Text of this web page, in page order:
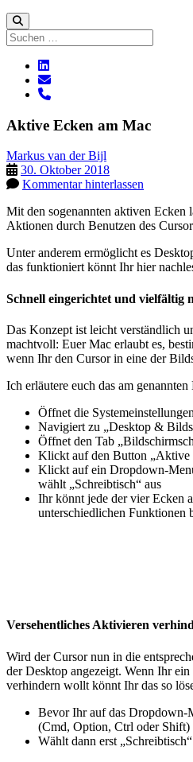
Suchen
linkedin
E-
Mail
phone
Aktive Ecken am Mac
Markus van der Bijl
30. Oktober 2018
Kommentar hinterlassen
Mit den sogenannten aktiven Ecken
Aktionen durch Benutzen des
Unter anderem ermöglicht es
das funktioniert könnt Ihr hier
Schnell eingerichtet und vielfältig
Das Konzept ist leicht verständlich
machtvoll: Euer Mac erlaubt es,
wenn Ihr den Cursor in eine der
Ich erläutere euch das am
Öffnet die Systemeinstellungen
Navigiert zu „Desktop &
Öffnet den Tab
Klickt auf den Button „Aktive
Klickt auf ein Dropdown-
wählt „Schreibtisch“ aus
Ihr könnt jede der vier Ecken
unterschiedlichen Funktionen
Versehentliches Aktivieren
Wird der Cursor nun in die
der Desktop angezeigt. Wenn Ihr
verhindern wollt könnt Ihr das so
Bevor Ihr auf das Dropdown-
(Cmd, Option, Ctrl oder Shift)
Wählt dann erst „Schreibtisch“